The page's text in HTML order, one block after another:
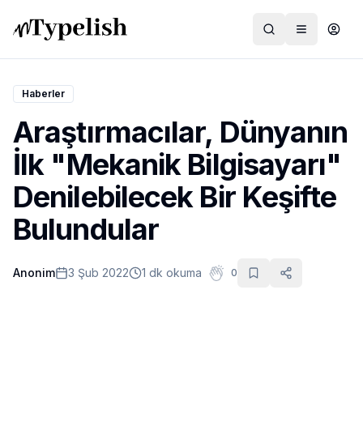
Dünya
Film ve Dizi
Kültür ve Sanat
Sağlık
Siyaset ve Tarih
Haberler
Araştırmacılar, Dünyanın
İlk "Mekanik Bilgisayarı"
Denilebilecek Bir Keşifte
Bulundular
Anonim 3 Şub 2022 1 dk okuma 0